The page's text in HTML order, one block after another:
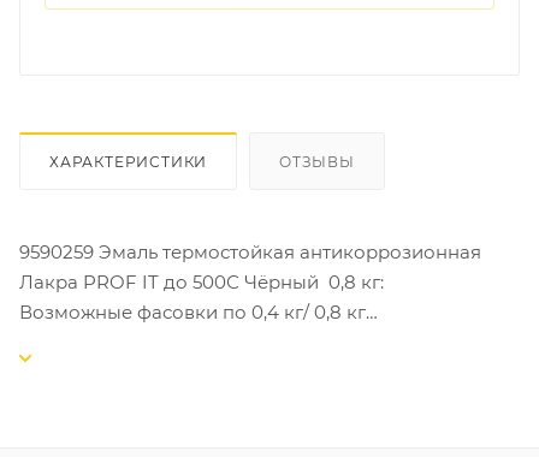
ХАРАКТЕРИСТИКИ ОТЗЫВЫ
9590259 Эмаль термостойкая антикоррозионная
Лакра PROF IT до 500С Чёрный 0,8 кг:
Возможные фасовки по 0,4 кг/ 0,8 кг